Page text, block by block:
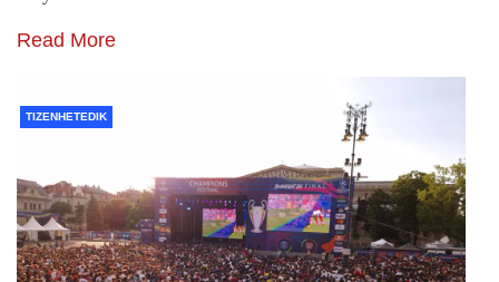
Read More
TIZENHETEDIK